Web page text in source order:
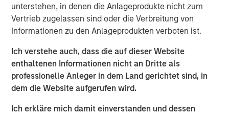
unterstehen, in denen die Anlageprodukte nicht zum
Vertrieb zugelassen sind oder die Verbreitung von
Informationen zu den Anlageprodukten verboten ist.
Ich verstehe auch, dass die auf dieser Website
enthaltenen Informationen nicht an Dritte als
professionelle Anleger in dem Land gerichtet sind, in
dem die Website aufgerufen wird.
Ich erkläre mich damit einverstanden und dessen
Morgan Stanley Real Estate Investing
Morgan Stanley Real Estate Investing (MSREI) manages
plus real estate investment strategies. The team's
geographic regions and investment themes across all
phases of the real estate cycle.